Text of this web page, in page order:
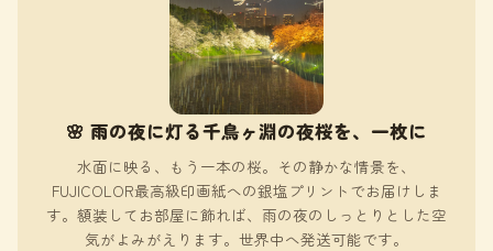
🌸 雨の夜に灯る千鳥ヶ淵の夜桜を、一枚に
水面に映る、もう一本の桜。その静かな情景を、
FUJICOLOR最高級印画紙への銀塩プリントでお届けしま
す。額装してお部屋に飾れば、雨の夜のしっとりとした空
気がよみがえります。世界中へ発送可能です。